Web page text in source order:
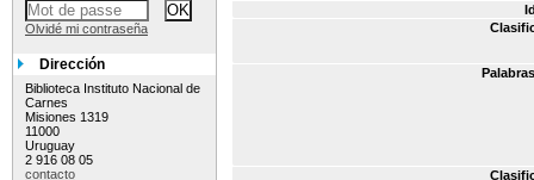
Olvidé mi contraseña
Dirección
Biblioteca Instituto Nacional de
Carnes
Misiones 1319
11000
Uruguay
2 916 08 05
contacto